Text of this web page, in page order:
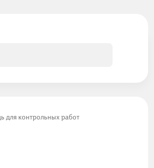
для контрольных работ